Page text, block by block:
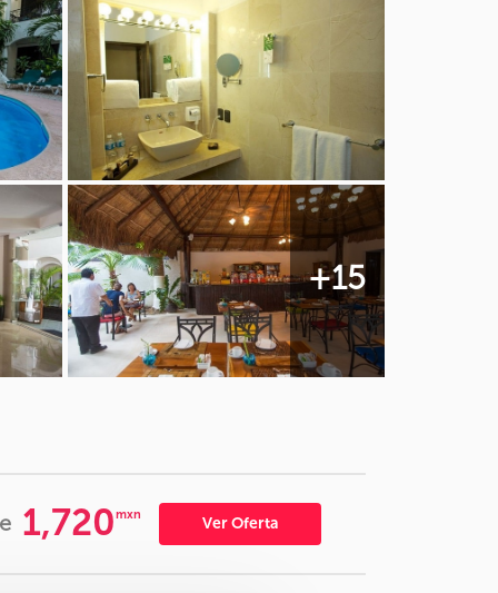
+15
1,720mxn Ver Oferta